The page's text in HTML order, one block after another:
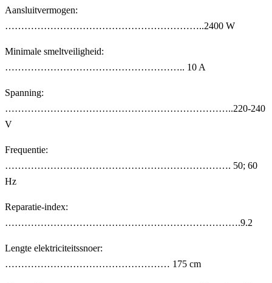
Aansluitvermogen:
……………………………………………………..2400 W
Minimale smeltveiligheid:
……………………………………………….. 10 A
Spanning:
……………………………………………………………..220-240
V
Frequentie:
……………………………………………………………. 50; 60
Hz
Reparatie-index:
……………………………………………………………….9.2
Lengte elektriciteitssnoer:
…………………………………………… 175 cm